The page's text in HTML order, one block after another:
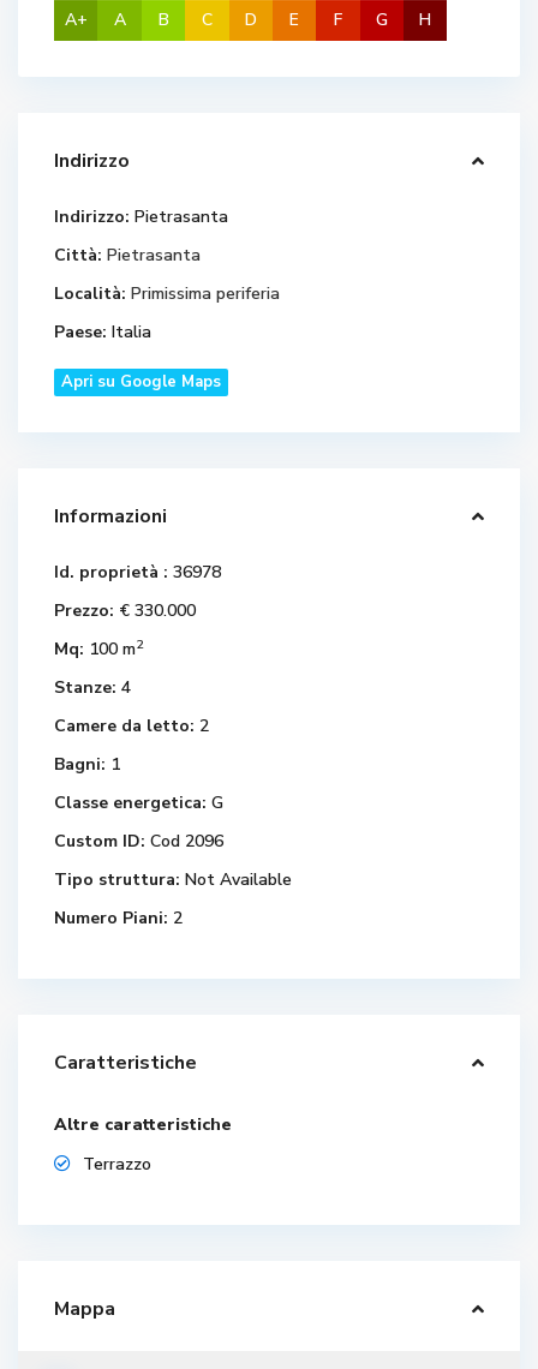
A+ A B C D E F G H
Indirizzo
Indirizzo: Pietrasanta
Città: Pietrasanta
Località: Primissima periferia
Paese: Italia
Apri su Google Maps
Informazioni
Id. proprietà : 36978
Prezzo: € 330.000
Mq: 100 m2
Stanze: 4
Camere da letto: 2
Bagni: 1
Classe energetica: G
Custom ID: Cod 2096
Tipo struttura: Not Available
Numero Piani: 2
Caratteristiche
Altre caratteristiche
Terrazzo
Mappa